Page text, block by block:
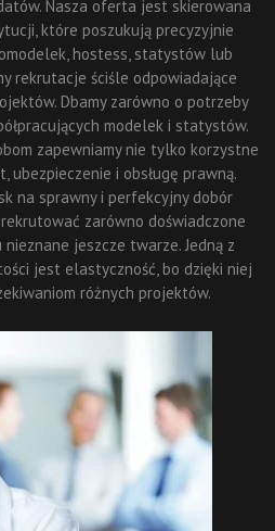
Nasza oferta jest skierowana
które poszukują precyzyjnie
hostess, statystów lub
rekrutacje ściśle odpowiadające
Dbamy zarówno o potrzeby
modelek i statystów.
zapewniamy nie tylko korzystne
ubezpieczenie i obsługę prawną.
na sprawny i perfekcyjny dobór
rekrutować zarówno doświadczone
nieznane jeszcze twarze. Jedną z
jest elastyczność, bo dzięki niej
różnych projektów.